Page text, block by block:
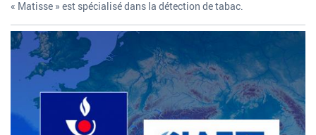
« Matisse » est spécialisé dans la détection de tabac.